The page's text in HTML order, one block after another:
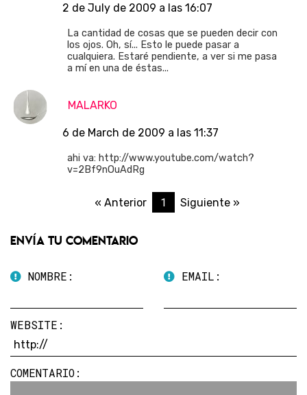
2 de July de 2009 a las 16:07
La cantidad de cosas que se pueden decir con
los ojos. Oh, sí... Esto le puede pasar a
cualquiera. Estaré pendiente, a ver si me pasa
a mí en una de éstas...
MALARKO
6 de March de 2009 a las 11:37
ahi va: http://www.youtube.com/watch?
v=2Bf9nOuAdRg
« Anterior 1 Siguiente »
Envía tu comentario
NOMBRE: EMAIL:
WEBSITE:
COMENTARIO: